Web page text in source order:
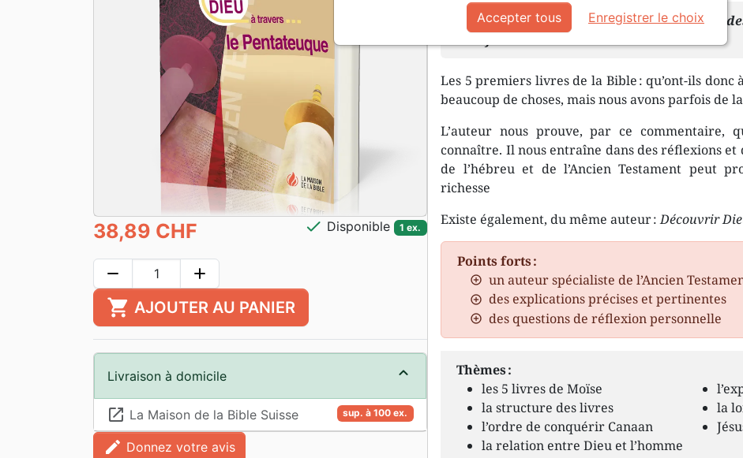
Le message de la Genèse pour ses
Les 5 premiers livres de la Bible : qu’ont-ils donc
beaucoup de choses, mais nous avons parfois de
L’auteur nous prouve, par ce commentaire,
connaître. Il nous entraîne dans des réflexions et
de l’hébreu et de l’Ancien Testament peut
richesse
Existe également, du même auteur :Découvrir
Points forts :
un auteur spécialiste de l’Ancien
des explications précises et pertinentes
des questions de réflexion personnelle
Thèmes :
les 5 livres de Moïse
la structure des livres
l’ordre de conquérir Canaan
la relation entre Dieu et l’homme
la
38,89 CHF check Disponible 1 ex.
remove add
shopping_cart AJOUTER AU PANIER
Livraison à domicile
sup. à 100 ex.
launch La Maison de la Bible Suisse
edit Donnez votre avis
Accepter tous Enregistrer le choix